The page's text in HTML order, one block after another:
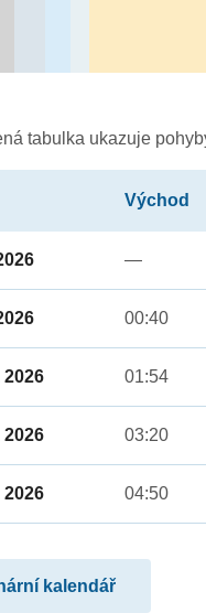
tabulka ukazuje
Východ
—
00:40
2026 01:54
2026 03:20
2026 04:50
kalendář